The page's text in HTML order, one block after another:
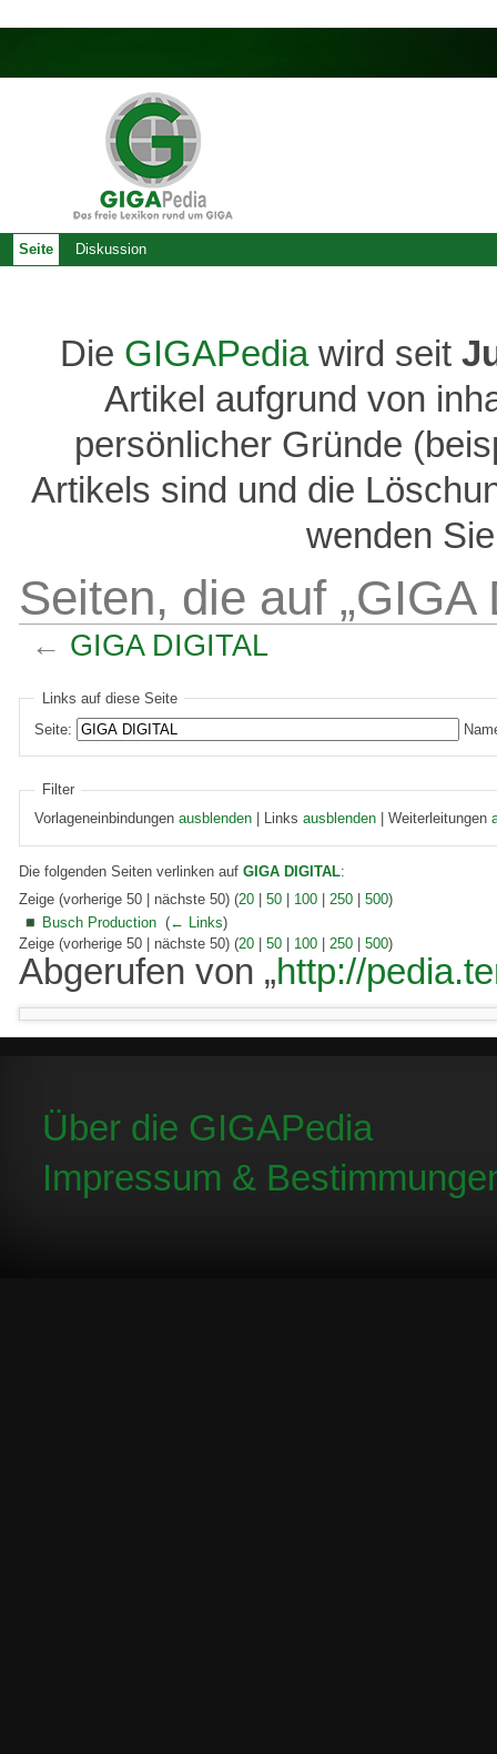
Die GIGAPediawird seit
Artikel aufgrund von
persönlicher Gründe
Artikels sind und die
wenden
Seiten, die auf „GIGA
← GIGA DIGITAL
Links auf diese Seite
Seite:
Filter
Vorlageneinbindungenausblenden | Linksausblenden | Weiterleitungen
Die folgenden Seiten verlinken auf GIGA DIGITAL:
Zeige (vorherige 50 | nächste 50) (20 50 100 250 500)
Busch Production ‎(← Links)
Zeige (vorherige 50 | nächste 50) (20 50 100 250 500)
Abgerufen von „http://
Seite Diskussion
Über die GIGAPedia
Impressum &